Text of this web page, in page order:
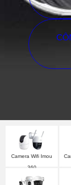
Camera Wifi Imou
360